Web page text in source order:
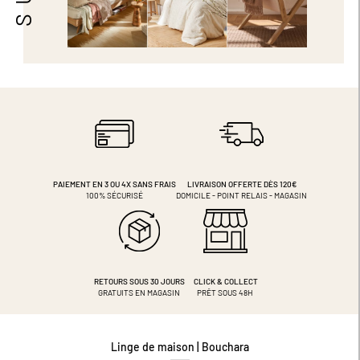
PAIEMENT EN 3 OU 4XSANS FRAIS
100% SÉCURISÉ
LIVRAISON OFFERTE DÈS 120€
DOMICILE - POINT RELAIS - MAGASIN
RETOURS SOUS 30 JOURS
GRATUITS EN MAGASIN
CLICK & COLLECT
PRÊT SOUS 48H
Linge de maison | Bouchara